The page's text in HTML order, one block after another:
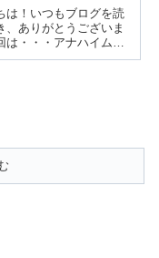
・アット・ザ・パ
ンド・コンベンシ
ンター”宿泊レポー
は！いつもブログを読
、ありがとうございま
は・・・アナハイムエ
テルならここ！”キング